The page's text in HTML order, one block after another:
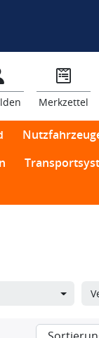
Merkzettel